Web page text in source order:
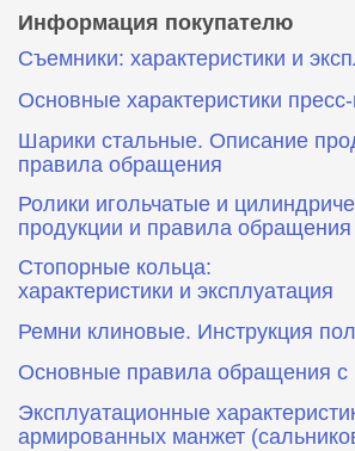
Информация покупателю
Съемники: характеристики и
Основные характеристики
Шарики стальные. Описание
правила обращения
Ролики игольчатые и
продукции и правила обращения
Стопорные кольца:
характеристики и эксплуатация
Ремни клиновые. Инструкция
Основные правила обращения с
Эксплуатационные
армированных манжет